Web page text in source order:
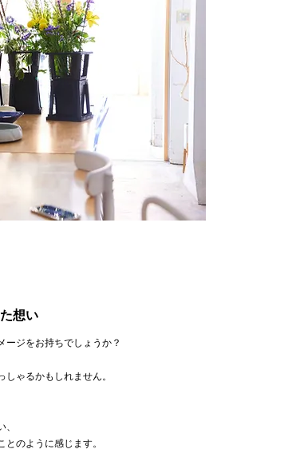
想い
ージをお持ちでしょうか？
ゃるかもしれません。
のように感じます。